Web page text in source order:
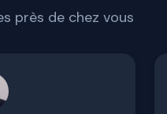
près de chez vous